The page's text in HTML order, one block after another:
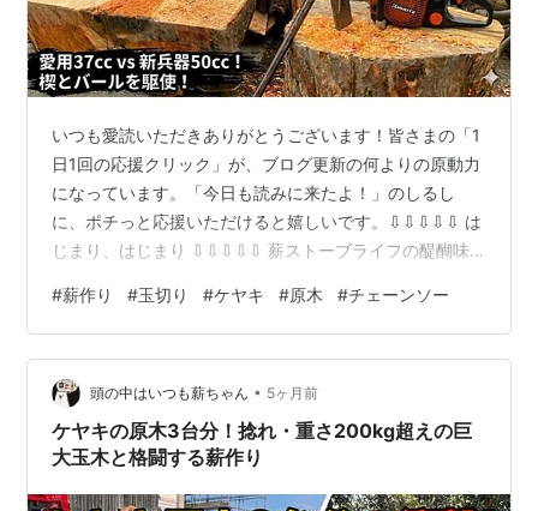
いつも愛読いただきありがとうございます！皆さまの「1
日1回の応援クリック」が、ブログ更新の何よりの原動力
になっています。「今日も読みに来たよ！」のしるし
に、ポチっと応援いただけると嬉しいです。⇩⇩⇩⇩⇩ は
じまり、はじまり ⇩⇩⇩⇩⇩ 薪ストーブライフの醍醐味
入荷したのは、一人ではびくともしない巨大なケヤキの
原木です。 「これをどうやって一人で運べるサイズに
し、薪割り機に載せるか？」 久しぶりの大物相手に、試
行錯誤しながら挑んだ2日間の作業記録をお届けします。
応援ポチお願いします！ 薪ストーブ暮らし 人気ブログラ
ンキング 【1日目】新兵器投…
#薪作り #玉切り #ケヤキ #原木 #チェーンソー
頭の中はいつも薪ちゃん • 5ヶ月前
ケヤキの原木3台分！捻れ・重さ200kg超えの巨
大玉木と格闘する薪作り